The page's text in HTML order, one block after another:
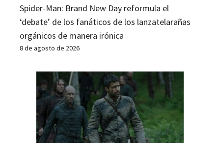
Spider-Man: Brand New Day reformula el
‘debate’ de los fanáticos de los lanzatelarañas
orgánicos de manera irónica
8 de agosto de 2026